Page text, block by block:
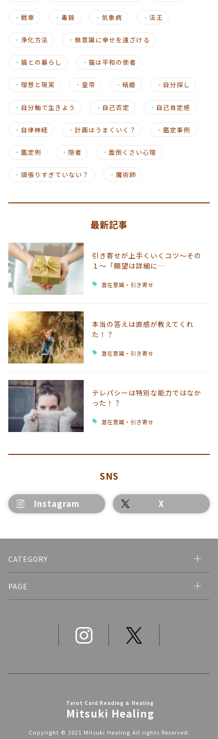
・ 戦車 ・毒親 ・気象病 ・ 法王
・ 浄化方法 ・無意識に幸せを遠ざける
・ 猫との暮らし ・猫は平和の使者
・ 理想と現実 ・ 皇帝 ・ 結婚 ・ 自分探し
・ 自分軸で生きよう ・ 自己否定 ・ 自己肯定感
・ 自律神経 ・計画はうまくいく？ ・鑑定事例
・ 鑑定例 ・ 隠者 ・面倒くさい心理
・ 頑張りすぎていない？ ・魔術師
最新記事
引き寄せが上手くいくコツ～その
１～「願望は詳細に…
潜在意識・引き寄せ
本当の答えは直感が教えてくれ
た！？
潜在意識・引き寄せ
テレパシーは特別な能力ではなか
った！？
潜在意識・引き寄せ
SNS
Instagram X
CATEGORY
PAGE
Tarot Card Reading ＆ Healing
Mitsuki Healing
Copyright © 2021 Mitsuki Healing All rights Reserved.